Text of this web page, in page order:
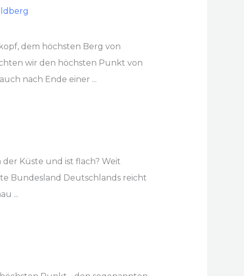
dem höchsten Berg von
wir den höchsten Punkt von
nach Ende einer ...
der Küste und ist flach? Weit
Bundesland Deutschlands reicht
...